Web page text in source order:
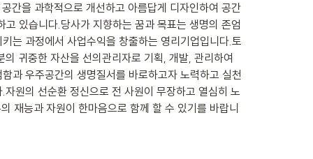
간을 과학적으로 개선하고 아름답게 디자인하여 공간
있습니다.당사가 지향하는 꿈과 목표는 생명의 존엄
는 과정에서 사업수익을 창출하는 영리기업입니다.토
귀중한 자산을 선의관리자로 기획, 개발, 관리하여
과 우주공간의 생명질서를 바로하고자 노력하고 실천
원의 선순환 정신으로 전 사원이 무장하고 열심히 노
재능과 자원이 한마음으로 함께 할 수 있기를 바랍니